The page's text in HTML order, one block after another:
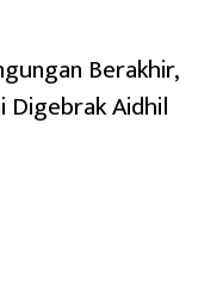
Berakhir,
Digebrak Aidhil